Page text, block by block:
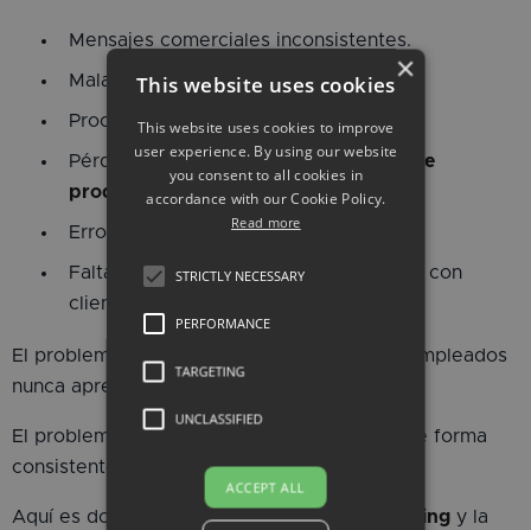
Mensajes comerciales inconsistentes.
Mala gestión de objeciones.
Procesos de onboarding lentos.
Pérdida progresiva delconocimiento de
producto
Errores en equipos de primera línea.
Falta de confianza en las interacciones con
clientes.
El problema no es necesariamente que los empleados
nunca aprendieran el contenido.
El problema es que no consiguen aplicarlo de forma
consistente cuando realmente importa.
Aquí es donde la gamificación, elmicrolearning y la
×
This website uses cookies
This website uses cookies to improve
user experience. By using our website
you consent to all cookies in
accordance with our Cookie Policy.
Read more
STRICTLY NECESSARY
PERFORMANCE
TARGETING
UNCLASSIFIED
ACCEPT ALL